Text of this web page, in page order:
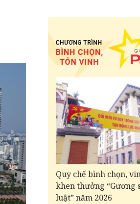
Quy chế bình chọn,
khen thưởng “Gương
luật” năm 2026